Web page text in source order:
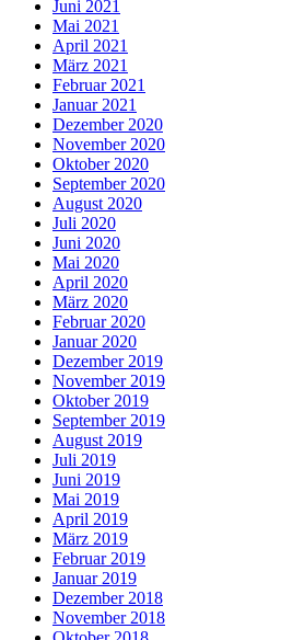
Juni 2021
Mai 2021
April 2021
März 2021
Februar 2021
Januar 2021
Dezember 2020
November 2020
Oktober 2020
September 2020
August 2020
Juli 2020
Juni 2020
Mai 2020
April 2020
März 2020
Februar 2020
Januar 2020
Dezember 2019
November 2019
Oktober 2019
September 2019
August 2019
Juli 2019
Juni 2019
Mai 2019
April 2019
März 2019
Februar 2019
Januar 2019
Dezember 2018
November 2018